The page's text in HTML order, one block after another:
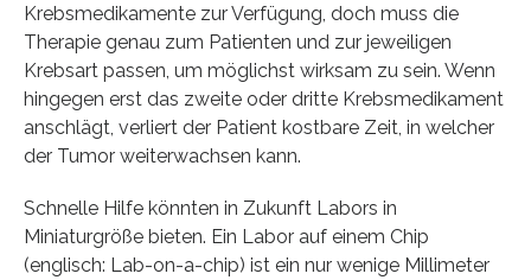
Krebsmedikamente zur Verfügung, doch muss die
Therapie genau zum Patienten und zur jeweiligen
Krebsart passen, um möglichst wirksam zu sein. Wenn
hingegen erst das zweite oder dritte Krebsmedikament
anschlägt, verliert der Patient kostbare Zeit, in welcher
der Tumor weiterwachsen kann.
Schnelle Hilfe könnten in Zukunft Labors in
Miniaturgröße bieten. Ein Labor auf einem Chip
(englisch: Lab-on-a-chip) ist ein nur wenige Millimeter